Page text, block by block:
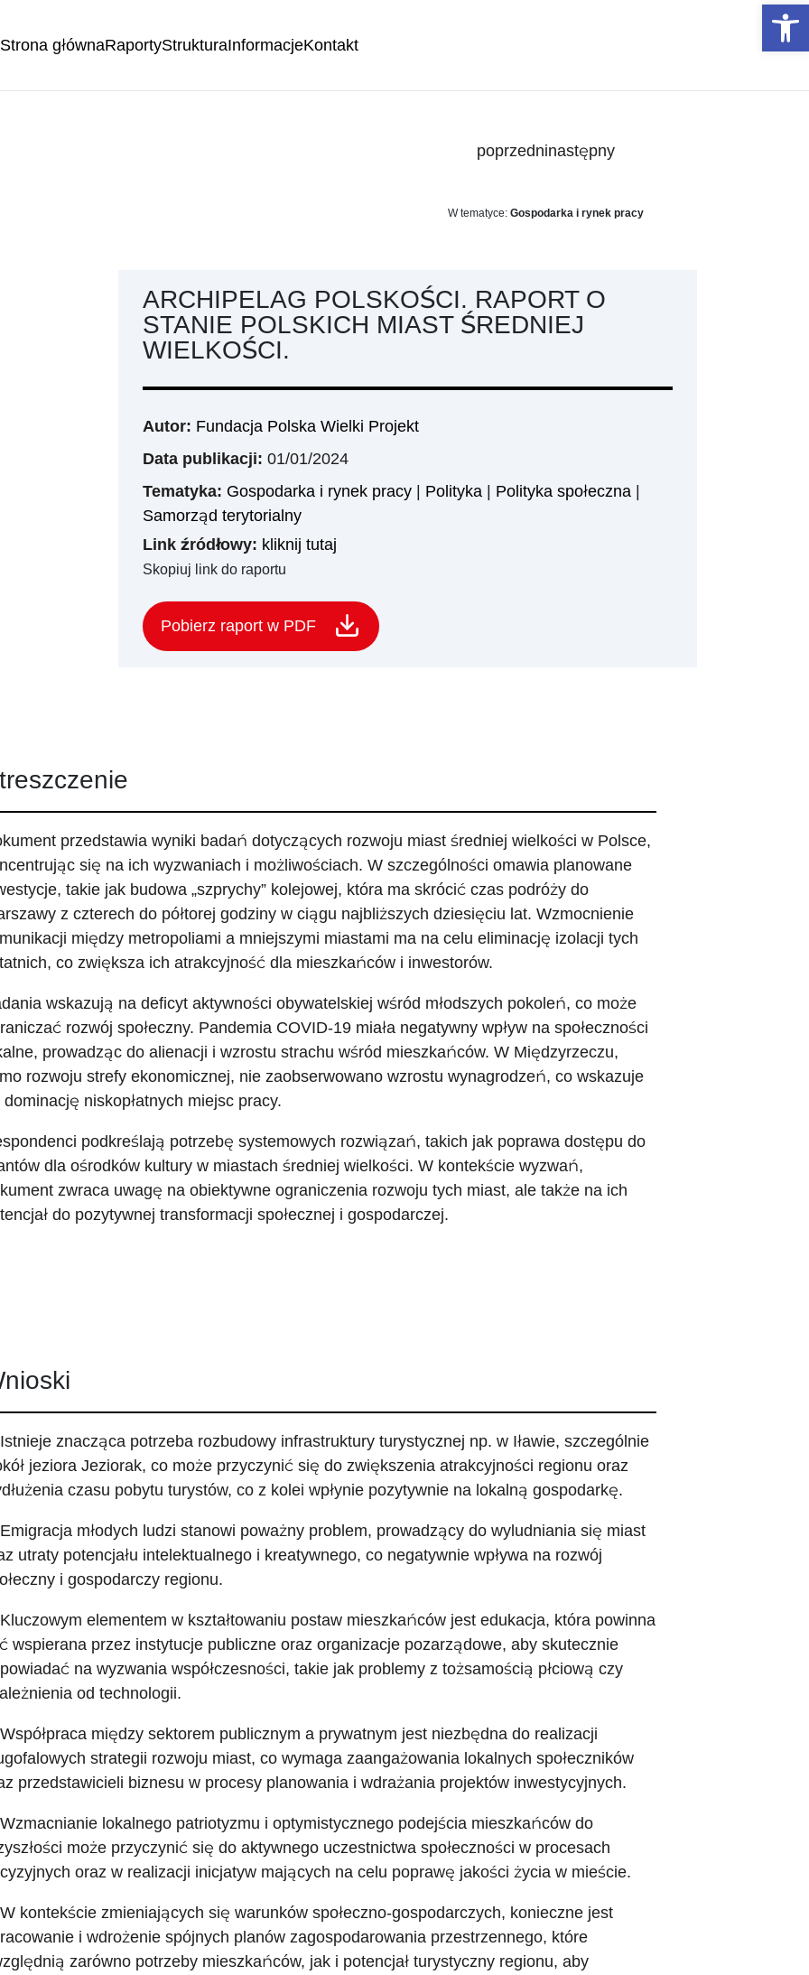
Strona głównaRaportyStrukturaInformacjeKontakt
poprzedninastępny
W tematyce: Gospodarka i rynek pracy
ARCHIPELAG POLSKOŚCI. RAPORT O
STANIE POLSKICH MIAST ŚREDNIEJ
WIELKOŚCI.
Autor: Fundacja Polska Wielki Projekt
Data publikacji: 01/01/2024
Tematyka: Gospodarka i rynek pracy| Polityka| Polityka społeczna|
Samorząd terytorialny
Link źródłowy: kliknij tutaj
Skopiuj link do raportu
Pobierz raport w PDF
przedstawia wyniki badań dotyczących rozwoju miast średniej wielkości w Polsce,
się na ich wyzwaniach i możliwościach. W szczególności omawia planowane
takie jak budowa „szprychy” kolejowej, która ma skrócić czas podróży do
z czterech do półtorej godziny w ciągu najbliższych dziesięciu lat. Wzmocnienie
między metropoliami a mniejszymi miastami ma na celu eliminację izolacji tych
co zwiększa ich atrakcyjność dla mieszkańców i inwestorów.
wskazują na deficyt aktywności obywatelskiej wśród młodszych pokoleń, co może
rozwój społeczny. Pandemia COVID-19 miała negatywny wpływ na społeczności
prowadząc do alienacji i wzrostu strachu wśród mieszkańców. W Międzyrzeczu,
rozwoju strefy ekonomicznej, nie zaobserwowano wzrostu wynagrodzeń, co wskazuje
dominację niskopłatnych miejsc pracy.
podkreślają potrzebę systemowych rozwiązań, takich jak poprawa dostępu do
dla ośrodków kultury w miastach średniej wielkości. W kontekście wyzwań,
zwraca uwagę na obiektywne ograniczenia rozwoju tych miast, ale także na ich
do pozytywnej transformacji społecznej i gospodarczej.
znacząca potrzeba rozbudowy infrastruktury turystycznej np. w Iławie, szczególnie
jeziora Jeziorak, co może przyczynić się do zwiększenia atrakcyjności regionu oraz
czasu pobytu turystów, co z kolei wpłynie pozytywnie na lokalną gospodarkę.
młodych ludzi stanowi poważny problem, prowadzący do wyludniania się miast
utraty potencjału intelektualnego i kreatywnego, co negatywnie wpływa na rozwój
i gospodarczy regionu.
elementem w kształtowaniu postaw mieszkańców jest edukacja, która powinna
wspierana przez instytucje publiczne oraz organizacje pozarządowe, aby skutecznie
na wyzwania współczesności, takie jak problemy z tożsamością płciową czy
od technologii.
między sektorem publicznym a prywatnym jest niezbędna do realizacji
strategii rozwoju miast, co wymaga zaangażowania lokalnych społeczników
przedstawicieli biznesu w procesy planowania i wdrażania projektów inwestycyjnych.
lokalnego patriotyzmu i optymistycznego podejścia mieszkańców do
może przyczynić się do aktywnego uczestnictwa społeczności w procesach
oraz w realizacji inicjatyw mających na celu poprawę jakości życia w mieście.
kontekście zmieniających się warunków społeczno-gospodarczych, konieczne jest
i wdrożenie spójnych planów zagospodarowania przestrzennego, które
zarówno potrzeby mieszkańców, jak i potencjał turystyczny regionu, aby